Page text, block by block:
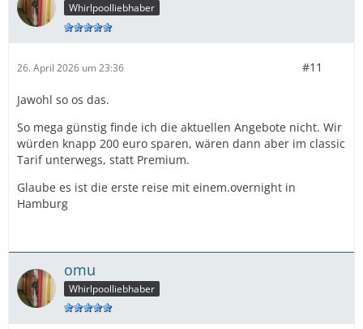
Whirlpoolliebhaber
26. April 2026 um 23:36 #11
Jawohl so os das.
So mega günstig finde ich die aktuellen Angebote nicht. Wir
würden knapp 200 euro sparen, wären dann aber im classic
Tarif unterwegs, statt Premium.
Glaube es ist die erste reise mit einem.overnight in
Hamburg
omu
Whirlpoolliebhaber